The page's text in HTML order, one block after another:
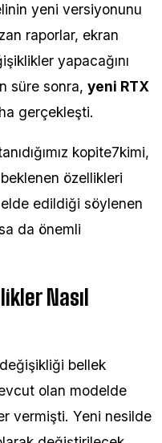
yeni versiyonunu
raporlar, ekran
yapacağını
süre sonra, yeni RTX
gerçekleşti.
kopite7kimi,
özellikleri
edildiği söylenen
da önemli
Nasıl
bellek
olan modelde
vermişti. Yeni nesilde